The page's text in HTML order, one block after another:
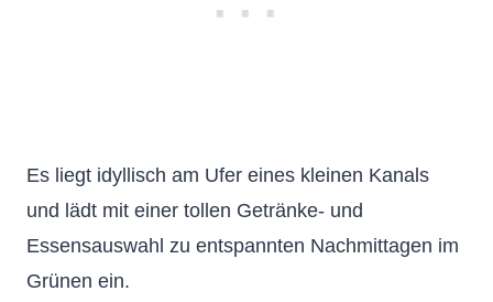
Es liegt idyllisch am Ufer eines kleinen Kanals
und lädt mit einer tollen Getränke- und
Essensauswahl zu entspannten Nachmittagen im
Grünen ein.